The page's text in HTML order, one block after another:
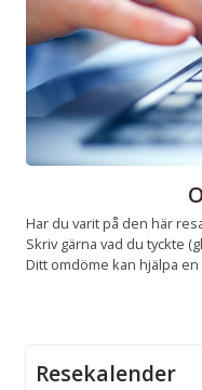
Har du varit på den här
Skriv gärna vad du tyckte
Ditt omdöme kan hjälpa en
Resekalender